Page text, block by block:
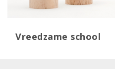
Vreedzame school